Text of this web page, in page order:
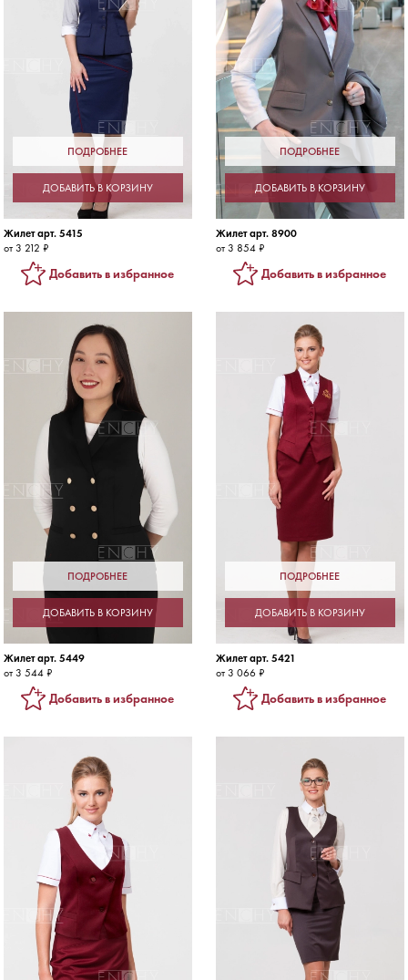
ПОДРОБНЕЕ
ДОБАВИТЬ В КОРЗИНУ
Жилет арт. 5415
от 3 212 ₽
Добавить в избранное
ПОДРОБНЕЕ
ДОБАВИТЬ В КОРЗИНУ
Жилет арт. 8900
от 3 854 ₽
Добавить в избранное
ПОДРОБНЕЕ
ДОБАВИТЬ В КОРЗИНУ
Жилет арт. 5449
от 3 544 ₽
Добавить в избранное
ПОДРОБНЕЕ
ДОБАВИТЬ В КОРЗИНУ
Жилет арт. 5421
от 3 066 ₽
Добавить в избранное